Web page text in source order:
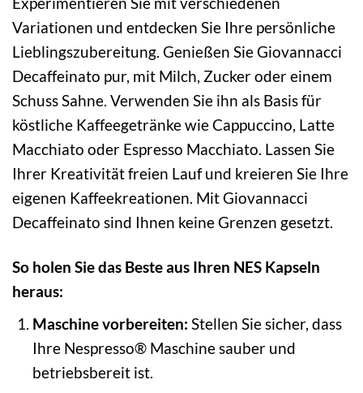
Variationen und entdecken Sie Ihre persönliche
Lieblingszubereitung. Genießen Sie Giovannacci
Decaffeinato pur, mit Milch, Zucker oder einem
Schuss Sahne. Verwenden Sie ihn als Basis für
köstliche Kaffeegetränke wie Cappuccino, Latte
Macchiato oder Espresso Macchiato. Lassen Sie
Ihrer Kreativität freien Lauf und kreieren Sie Ihre
eigenen Kaffeekreationen. Mit Giovannacci
Decaffeinato sind Ihnen keine Grenzen gesetzt.
So holen Sie das Beste aus Ihren NES Kapseln
heraus:
Maschine vorbereiten: Stellen Sie sicher, dass
Ihre Nespresso® Maschine sauber und
betriebsbereit ist.